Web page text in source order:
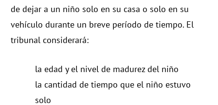
de dejar a un niño solo en su casa o solo en su
vehículo durante un breve período de tiempo. El
tribunal considerará:
la edad y el nivel de madurez del niño
la cantidad de tiempo que el niño estuvo
solo